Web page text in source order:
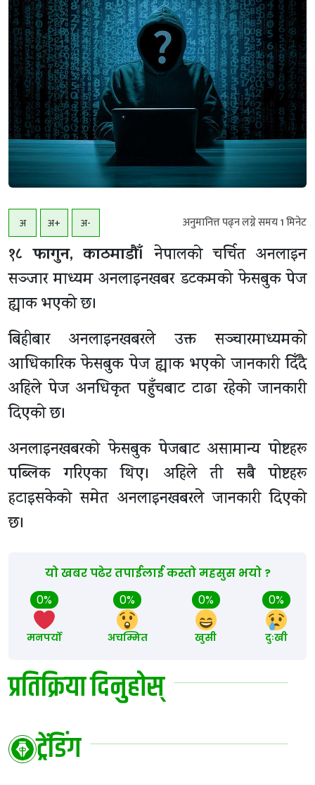
अ अ+ अ- अनुमानित्त पढ्न लग्ने समय1मिनेट
१८ फागुन, काठमाडाैँ। नेपालको चर्चित अनलाइन
सञ्जार माध्यम अनलाइनखबर डटकमको फेसबुक पेज
ह्याक भएको छ।
बिहीबार अनलाइनखबरले उक्त सञ्चारमाध्यमको
आधिकारिक फेसबुक पेज ह्याक भएको जानकारी दिँदै
अहिले पेज अनधिकृत पहुँचबाट टाढा रहेको जानकारी
दिएको छ।
अनलाइनखबरको फेसबुक पेजबाट असामान्य पोष्टहरू
पब्लिक गरिएका थिए। अहिले ती सबै पोष्टहरू
हटाइसकेको समेत अनलाइनखबरले जानकारी दिएको
छ।
यो खबर पढेर तपाईलाई कस्तो महसुस भयो ?
0%
मनपर्यो
0%
अचम्मित
0%
खुसी
0%
दुःखी
प्रतिक्रिया दिनुहोस्
ट्रेंडिंग